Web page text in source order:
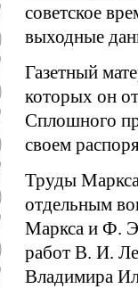
советское
выходные
Газетный
которых он
Сплошного
своем
Труды
отдельным
Маркса и Ф.
работ В. И.
Владимира